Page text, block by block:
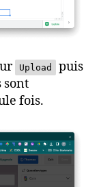
Upload puis
sont
fois.